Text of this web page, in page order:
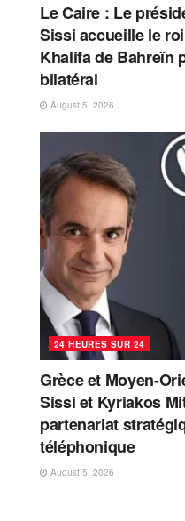
Le Caire : Le
Sissi accueille le
Khalifa de Bahreïn
bilatéral
August 5, 2026
24 HEURES SUR 24
Grèce et Moyen-
Sissi et Kyriakos
partenariat
téléphonique
August 5, 2026